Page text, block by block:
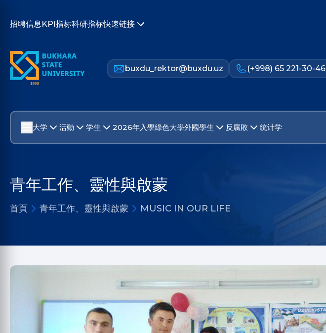
招聘信息KPI指标科研指标快速链接
buxdu_rektor@buxdu.uz (+998) 65 221-30-46
大学 活動 学生 2026年入學綠色大學外國學生 反腐敗 统计学
青年工作、靈性與啟蒙
首頁 青年工作、靈性與啟蒙 MUSIC IN OUR LIFE